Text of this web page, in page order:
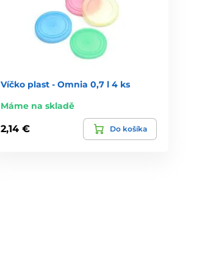
Víčko plast - Omnia 0,7 l 4 ks
Máme na skladě
2,14 € Do košíka